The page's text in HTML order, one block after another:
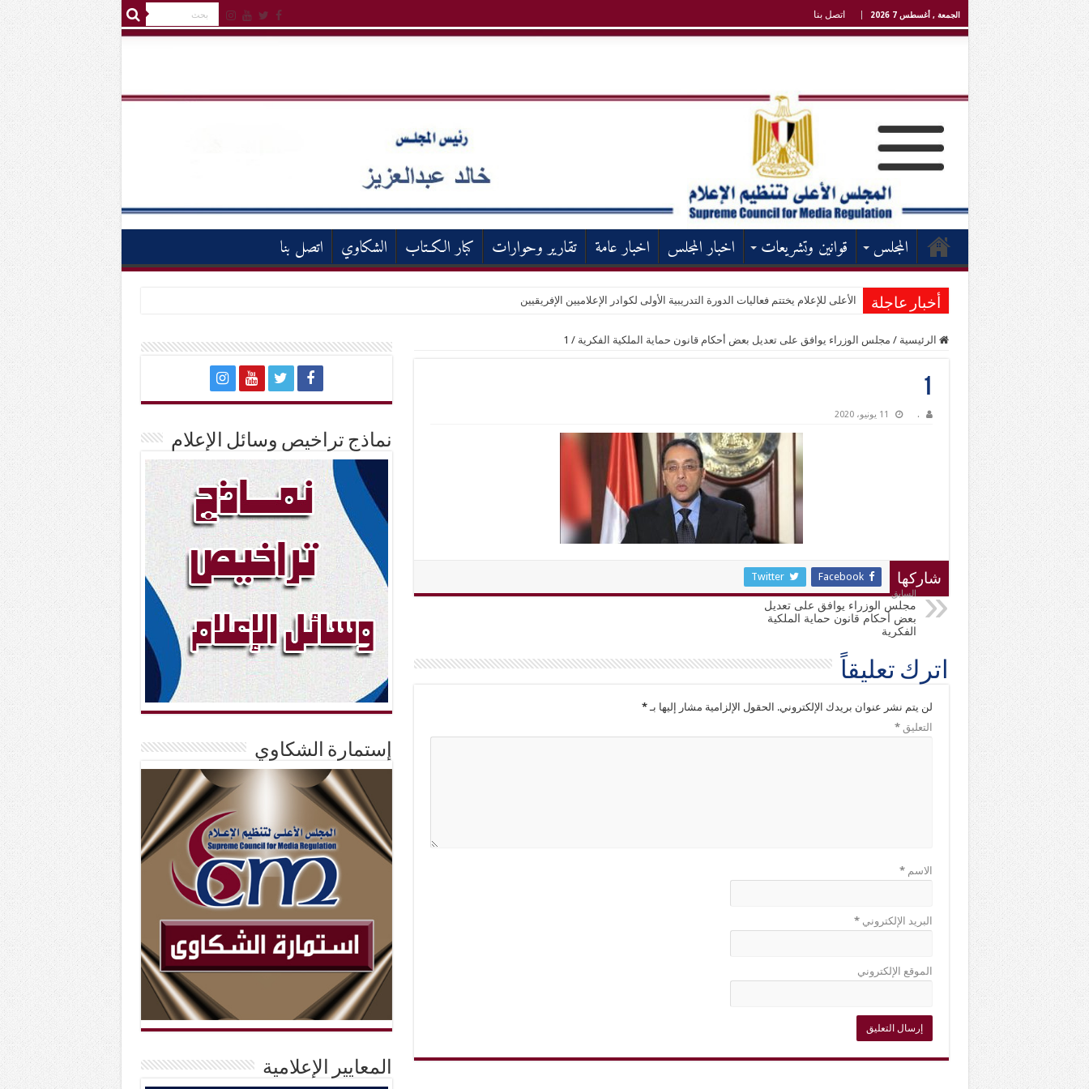
الجمعة , أغسطس 7 2026 اتصل بنا
المجلس قوانين وتشريعات اخبار المجلس اخبار عامة تقارير وحوارات كبار الكـتاب الشكاوي اتصل بنا
أخبار عاجلة الأعلى للإعلام يختتم فعاليات الدورة التدريبية الأولى لكوادر الإعلاميين الإفريقيين
الرئيسية / مجلس الوزراء يوافق على تعديل بعض أحكام قانون حماية الملكية الفكرية /
1
1
. 11 يونيو، 2020
شاركها Facebook
Twitter
السابق
مجلس الوزراء يوافق على تعديل
بعض أحكام قانون حماية الملكية
الفكرية
اترك تعليقاً
لن يتم نشر عنوان بريدك الإلكتروني. الحقول الإلزامية مشار إليها بـ*
التعليق*
الاسم*
البريد الإلكتروني*
الموقع الإلكتروني
نماذج تراخيص وسائل الإعلام
إستمارة الشكاوي
المعايير الإعلامية